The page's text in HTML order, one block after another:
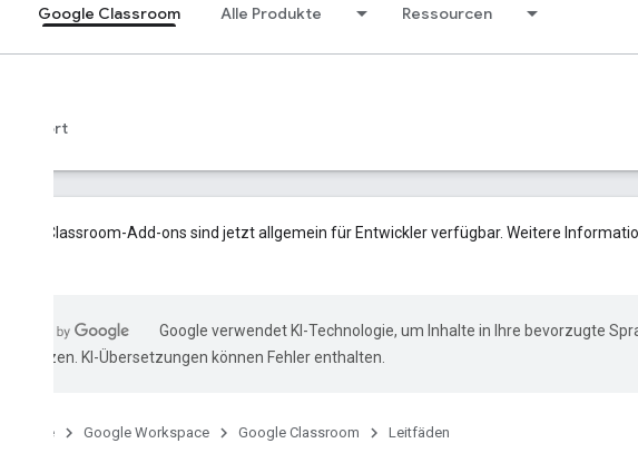
Google Classroom Alle Produkte Ressourcen
Support
Google Classroom-Add-ons sind jetzt allgemein für Entwickler verfügbar. Weitere
Google verwendet KI-Technologie, um Inhalte in Ihre bevorzugte
übersetzen. KI-Übersetzungen können Fehler enthalten.
Startseite Google Workspace Google Classroom Leitfäden